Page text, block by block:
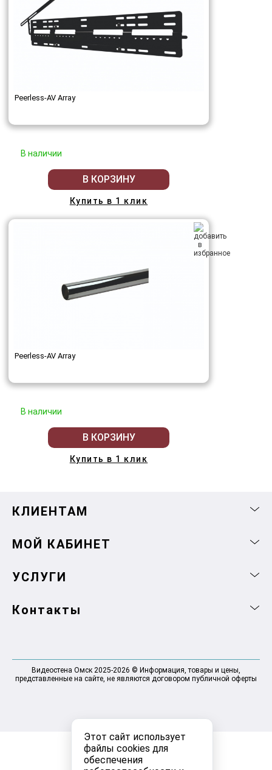
Этот сайт использует
файлы cookies для
обеспечения
Peerless-AV Array
В наличии
В КОРЗИНУ
Купить в 1 клик
Peerless-AV Array
В наличии
В КОРЗИНУ
Купить в 1 клик
КЛИЕНТАМ
МОЙ КАБИНЕТ
УСЛУГИ
Контакты
Видеостена Омск 2025-2026 © Информация, товары и цены,
представленные на сайте, не являются договором публичной оферты